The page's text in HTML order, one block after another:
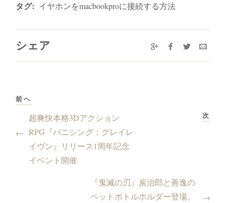
タグ: イヤホンをmacbookproに接続する方法
シェア
前へ
←
超爽快本格3Dアクション
RPG『パニシング：グレイレ
イヴン』リリース1周年記念
イベント開催
次
『鬼滅の刃』炭治郎と善逸の
ペットボトルホルダー登場。
→